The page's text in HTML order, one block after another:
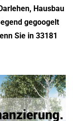
Hausbau
gegoogelt
Sie in 33181